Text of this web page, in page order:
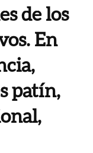
de los
En
patín,